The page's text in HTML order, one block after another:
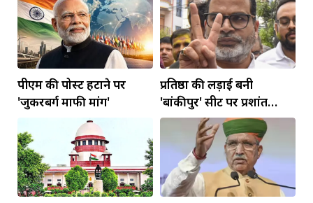
पीएम की पोस्ट हटाने पर
'जुकरबर्ग माफी मांगें'
प्रतिष्ठा की लड़ाई बनी
'बांकीपुर' सीट पर प्रशांत
किशोर की जीत